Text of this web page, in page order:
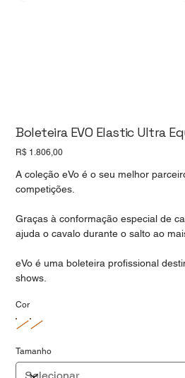
Boleteira EVO Elastic Ultra
Preço
R$ 1.806,00
A coleção eVo é o seu melhor
competições.
Graças à conformação especial de
ajuda o cavalo durante o salto ao
eVo é uma boleteira profissional
shows.
Cor
Tamanho